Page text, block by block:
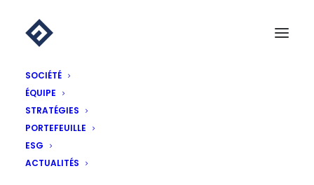
SOCIÉTÉ
ÉQUIPE
STRATÉGIES
PORTEFEUILLE
ESG
ACTUALITÉS